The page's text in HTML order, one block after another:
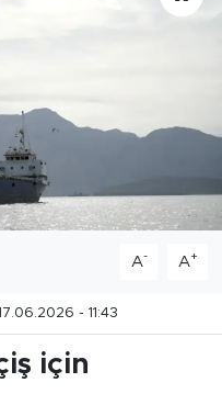
A- A+
- 11:43
için